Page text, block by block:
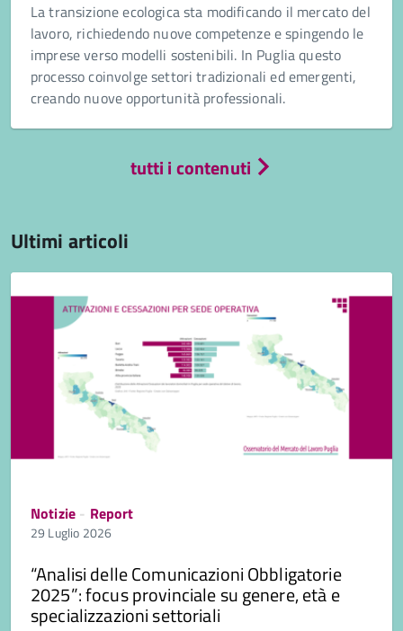
La transizione ecologica sta modificando il mercato del
lavoro, richiedendo nuove competenze e spingendo le
imprese verso modelli sostenibili. In Puglia questo
processo coinvolge settori tradizionali ed emergenti,
creando nuove opportunità professionali.
tutti i contenuti
Ultimi articoli
Notizie - Report
29 Luglio 2026
“Analisi delle Comunicazioni Obbligatorie
2025”: focus provinciale su genere, età e
specializzazioni settoriali